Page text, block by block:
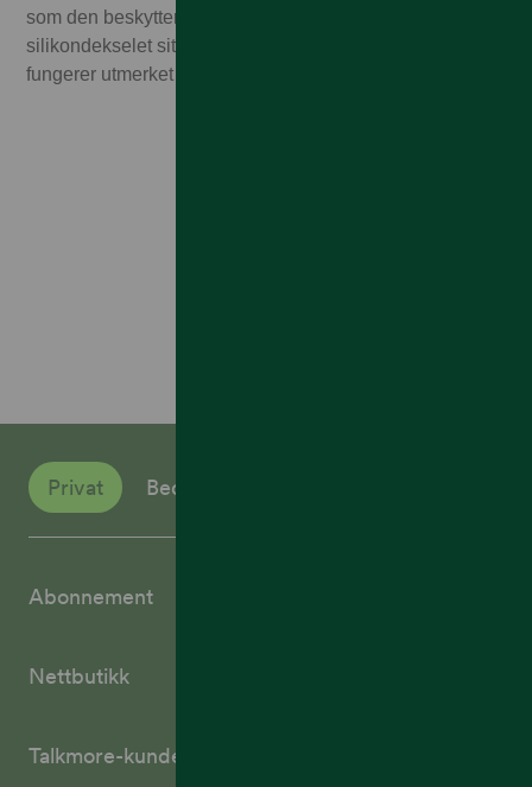
som den beskytter telefonen din. Dette tynne
silikondekselet sitter som støpt rundt knappene og
fungerer utmerket med trådløs lading.
Privat Bedrift
Abonnement
Nettbutikk
Talkmore-kunder